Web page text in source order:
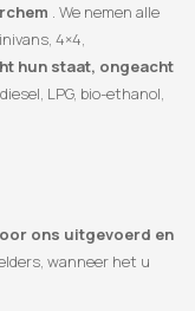
. We nemen alle
4×4,
hun staat, ongeacht
LPG, bio-ethanol,
ons uitgevoerd en
wanneer het u